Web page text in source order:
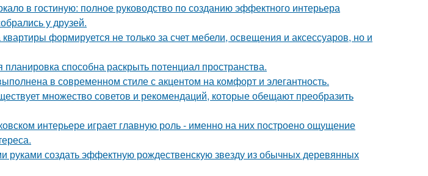
в гостиную: полное руководство по созданию эффектного интерьера
у друзей.
формируется не только за счет мебели, освещения и аксессуаров, но и
способна раскрыть потенциал пространства.
в современном стиле с акцентом на комфорт и элегантность.
множество советов и рекомендаций, которые обещают преобразить
интерьере играет главную роль - именно на них построено ощущение
руками создать эффектную рождественскую звезду из обычных деревянных